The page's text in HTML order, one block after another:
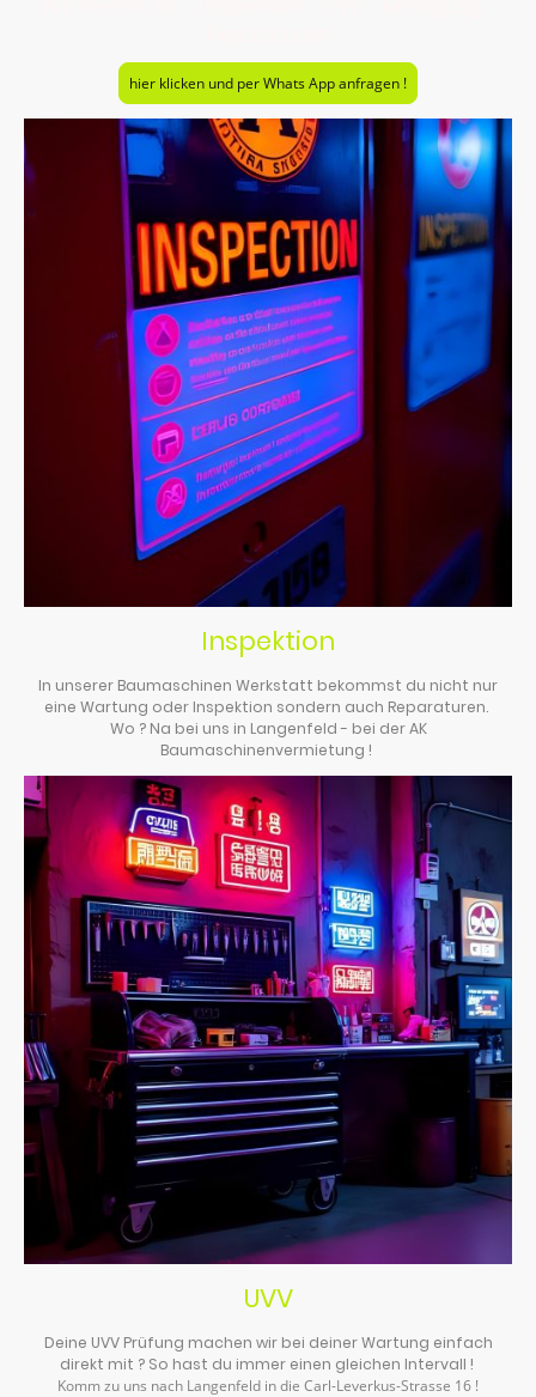
hier klicken und per Whats App anfragen !
Inspektion
In unserer Baumaschinen Werkstatt bekommst du nicht nur
eine Wartung oder Inspektion sondern auch Reparaturen.
Wo ? Na bei uns in Langenfeld - bei der AK
Baumaschinenvermietung !
UVV
Deine UVV Prüfung machen wir bei deiner Wartung einfach
direkt mit ? So hast du immer einen gleichen Intervall !
Komm zu uns nach Langenfeld in die Carl-Leverkus-Strasse 16 !